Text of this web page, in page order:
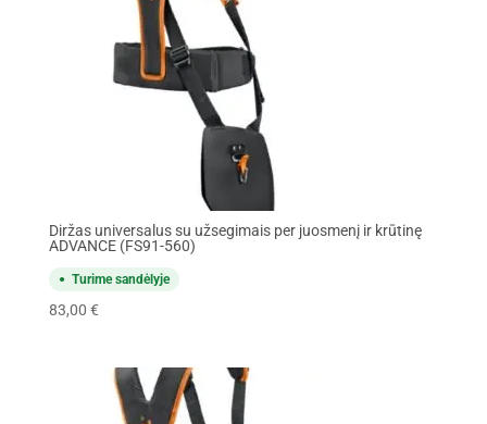
Diržas universalus su užsegimais per juosmenį ir krūtinę
ADVANCE (FS91-560)
Turime sandėlyje
83,00 €